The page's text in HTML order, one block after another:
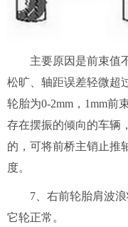
主要原因是前束值
松旷、轴距误差轻微超
轮胎为0-2mm，1mm前
存在摆振的倾向的车辆
的，可将前桥主销止推
度。
7、右前轮胎肩波
它轮正常。